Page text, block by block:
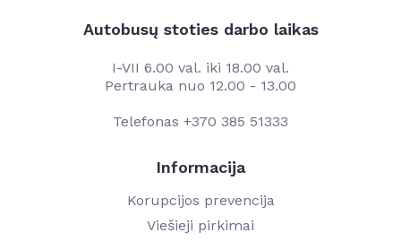
Autobusų stoties darbo laikas
I-VII 6.00 val. iki 18.00 val.
Pertrauka nuo 12.00 - 13.00
Telefonas +370 385 51333
Informacija
Korupcijos prevencija
Viešieji pirkimai